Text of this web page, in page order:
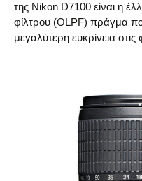
της Nikon D7100 είναι η
φίλτρου (OLPF) πράγμα
μεγαλύτερη ευκρίνεια